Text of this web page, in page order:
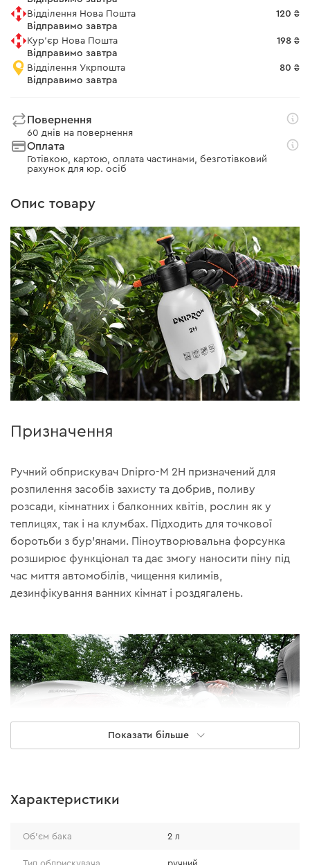
Відділення Нова Пошта
Відправимо завтра
120 ₴
Кур'єр Нова Пошта
Відправимо завтра
198 ₴
Відділення Укрпошта
Відправимо завтра
80 ₴
Повернення
60 днів на повернення
Оплата
Готівкою, картою, оплата частинами, безготівковий
рахунок для юр. осіб
Опис товару
Призначення
Ручний обприскувач Dnipro-M 2H призначений для
розпилення засобів захисту та добрив, поливу
розсади, кімнатних і балконних квітів, рослин як у
теплицях, так і на клумбах. Підходить для точкової
боротьби з бур'янами. Піноутворювальна форсунка
розширює функціонал та дає змогу наносити піну під
час миття автомобілів, чищення килимів,
дезинфікування ванних кімнат і роздягалень.
Особливості
Показати більше
Характеристики
Об'єм бака 2 л